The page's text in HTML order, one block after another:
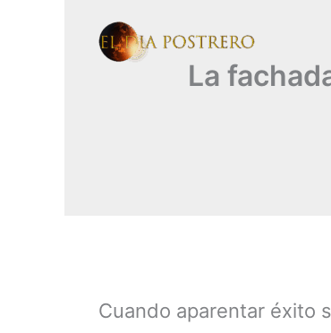
La
Cuando aparentar éxito